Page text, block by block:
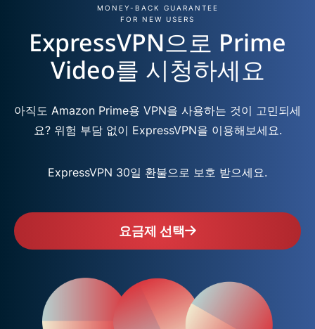
MONEY-BACK GUARANTEE
FOR NEW USERS
ExpressVPN으로 Prime
Video를 시청하세요
아직도 Amazon Prime용 VPN을 사용하는 것이 고민되세
요? 위험 부담 없이 ExpressVPN을 이용해보세요.
ExpressVPN 30일 환불으로 보호 받으세요.
요금제 선택